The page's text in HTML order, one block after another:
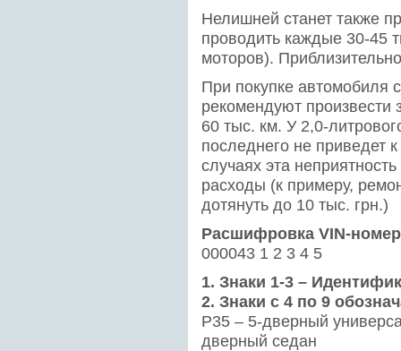
Нелишней станет также
проводить каждые 30-45
моторов).
При покупке автомобиля
рекомендуют
60 тыс. км. У 2,0-
последнего не приведет
случаях эта
расходы (к примеру,
дотянуть до 10 тыс. грн.)
Расшифровка VIN-
000043 1 2 3 4 5
1. Знаки 1-3 –
2. Знаки с 4 по 9
P35 – 5-дверный
дверный седан